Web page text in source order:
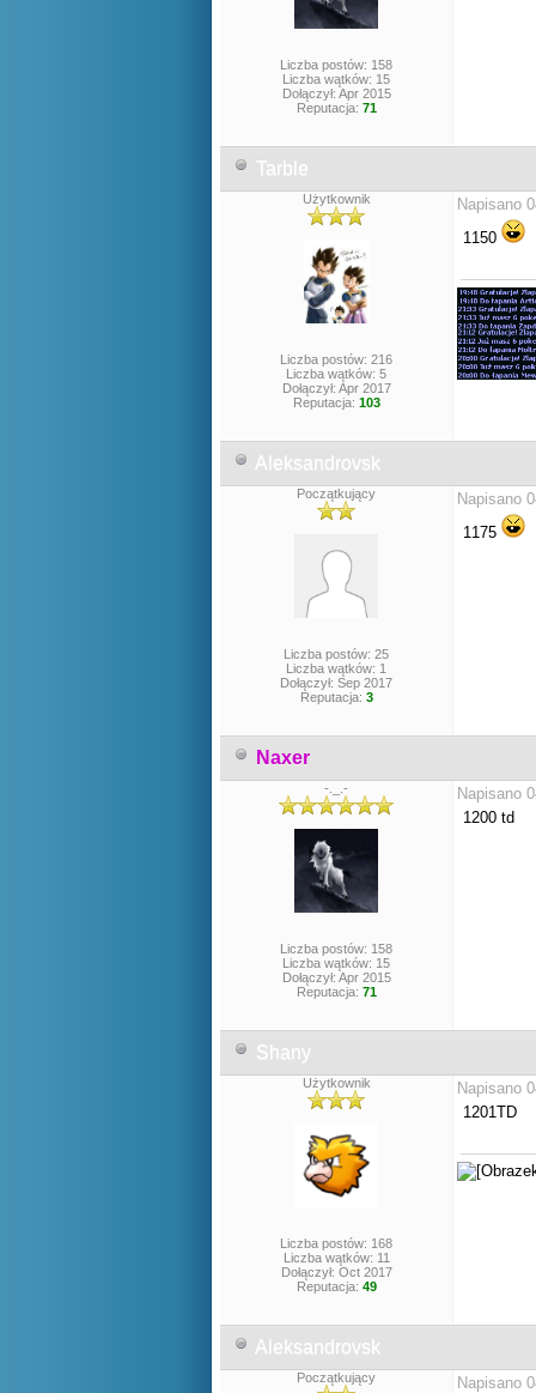
Liczba postów: 158
Liczba wątków: 15
Dołączył: Apr 2015
Reputacja: 71
Tarble
Użytkownik
Liczba postów: 216
Liczba wątków: 5
Dołączył: Apr 2017
Reputacja: 103
Napisano
1150
Aleksandrovsk
Początkujący
Liczba postów: 25
Liczba wątków: 1
Dołączył: Sep 2017
Reputacja: 3
Napisano
1175
Naxer
-._.-
Liczba postów: 158
Liczba wątków: 15
Dołączył: Apr 2015
Reputacja: 71
Napisano
1200 td
Shany
Użytkownik
Liczba postów: 168
Liczba wątków: 11
Dołączył: Oct 2017
Reputacja: 49
Napisano
1201TD
Aleksandrovsk
Początkujący
Napisano